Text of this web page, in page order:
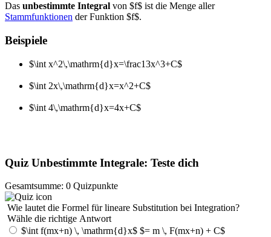
Das unbestimmte Integral von $f$ ist die Menge aller
Stammfunktionen der Funktion $f$.
Beispiele
$\int x^2\,\mathrm{d}x=\frac13x^3+C$
$\int 2x\,\mathrm{d}x=x^2+C$
$\int 4\,\mathrm{d}x=4x+C$
Quiz Unbestimmte Integrale: Teste dich
Gesamtsumme: 0 Quizpunkte
Wie lautet die Formel für lineare Substitution bei Integration?
Wähle die richtige Antwort
$\int f(mx+n) \, \mathrm{d}x$ $= m \, F(mx+n) + C$